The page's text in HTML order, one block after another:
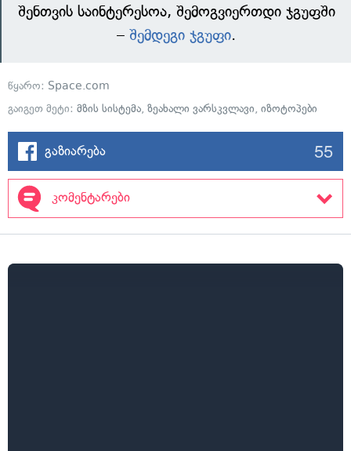
შენთვის საინტერესოა, შემოგვიერთდი ჯგუფში
– შემდეგი ჯგუფი.
წყარო: Space.com
გაიგეთ მეტი: მზის სისტემა, ზეახალი ვარსკვლავი, იზოტოპები
გაზიარება 55
კომენტარები